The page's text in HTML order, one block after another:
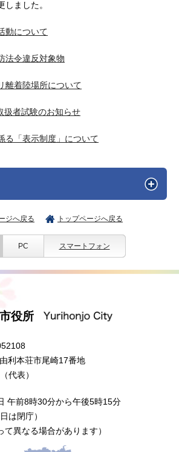
しました。
動について
法令違反対象物
離着陸場所について
扱者試験のお知らせ
る「表示制度」について
ジへ戻る トップページへ戻る
PC スマートフォン
役所
利本荘市尾崎17番地
代表）
午前8時30分から午後5時15分
は閉庁）
異なる場合があります）